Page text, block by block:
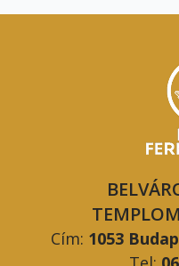
Cím: 1053